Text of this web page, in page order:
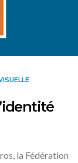
la Fédération